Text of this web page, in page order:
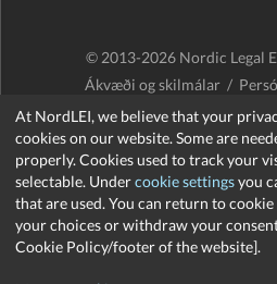
At NordLEI, we believe that your
cookies on our website. Some are
properly. Cookies used to track your
selectable. Undercookie settingsyou
that are used. You can return to
your choices or withdraw your
Cookie Policy/footer of the website].
© 2013-2026 Nordic Legal
Ákvæði og skilmálar /
Endurgreiðslustefna